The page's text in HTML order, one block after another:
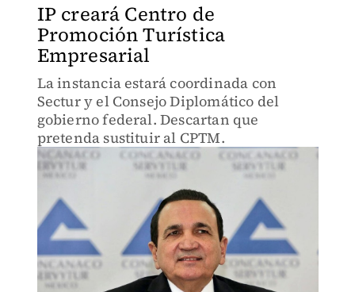
IP creará Centro de
Promoción Turística
Empresarial
La instancia estará coordinada con
Sectur y el Consejo Diplomático del
gobierno federal. Descartan que
pretenda sustituir al CPTM.